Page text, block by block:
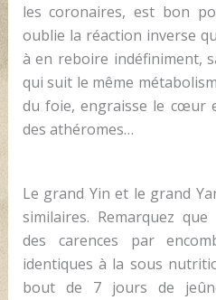
les coronaires, est bon
oublie la réaction inverse
à en reboire indéfiniment,
qui suit le même
du foie, engraisse le cœur
des athéromes…
Le grand Yin et le grand
similaires. Remarquez
des carences par
identiques à la sous
bout de 7 jours de